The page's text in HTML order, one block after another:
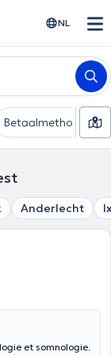
NL
Betaalmethode
Anderlecht
et somnologie.